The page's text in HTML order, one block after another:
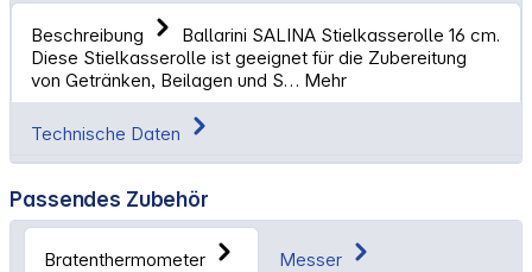
Beschreibung
Ballarini SALINA Stielkasserolle 16 cm.
Diese Stielkasserolle ist geeignet für die Zubereitung
von Getränken, Beilagen und S… Mehr
Technische Daten
Passendes Zubehör
Bratenthermometer Messer